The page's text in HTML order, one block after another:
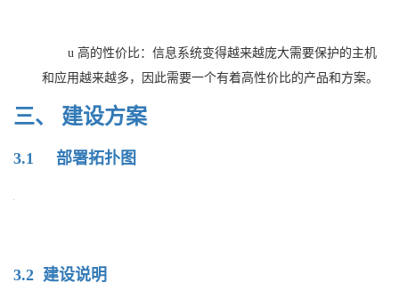
u 高的性价比： 信息系统变得越来越庞大需要保护的主机
和应用越来越多，因此需要一个有着高性价比的产品和方案。
三、 建设方案
3.1 部署拓扑图
3.2 建设说明